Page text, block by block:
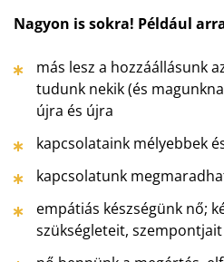
Nagyon is sokra! Például
más lesz a hozzáállásunk
tudunk nekik (és
újra és újra
kapcsolataink mélyebbek
kapcsolatunk
empátiás készségünk nő;
szükségleteit,